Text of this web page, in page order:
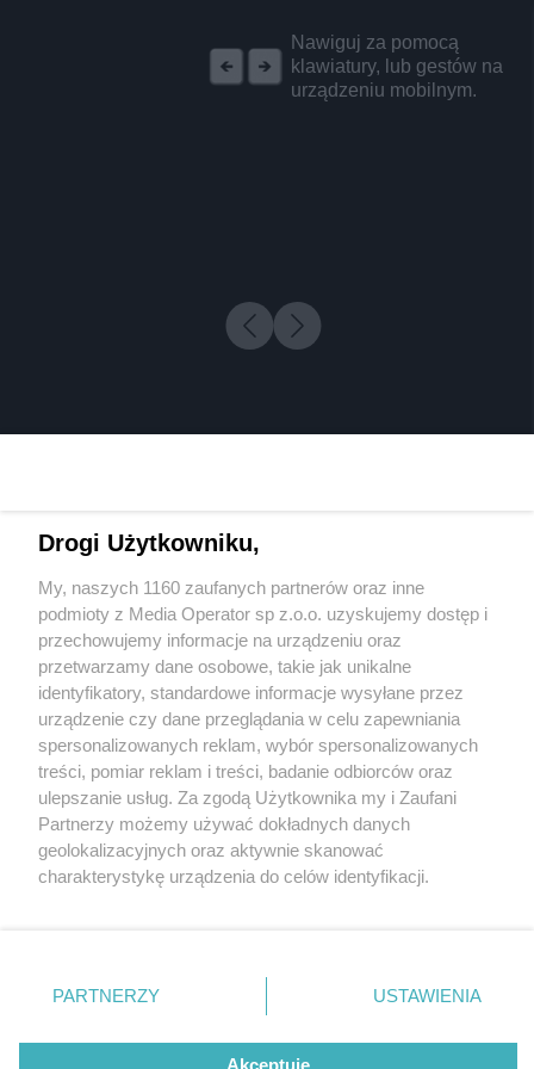
Nawiguj za pomocą
klawiatury, lub gestów na
urządzeniu mobilnym.
2 / 0
Wydawca mediów lokalnych
Nie zapomnij
zapoznać się z:
polityką prywatności regulamin korzystania z portali
Twojemiasto
Piekary Śląskie
Chorzów
Tarnowskie Góry
Gliwice
Skontakuj sięz nami
Kontakt
Wydawca
Redakcja
Drogi Użytkowniku,
My, naszych 1160 zaufanych partnerów oraz inne
podmioty z Media Operator sp z.o.o. uzyskujemy dostęp i
przechowujemy informacje na urządzeniu oraz
przetwarzamy dane osobowe, takie jak unikalne
identyfikatory, standardowe informacje wysyłane przez
urządzenie czy dane przeglądania w celu zapewniania
spersonalizowanych reklam, wybór spersonalizowanych
treści, pomiar reklam i treści, badanie odbiorców oraz
ulepszanie usług. Za zgodą Użytkownika my i Zaufani
Partnerzy możemy używać dokładnych danych
geolokalizacyjnych oraz aktywnie skanować
charakterystykę urządzenia do celów identyfikacji.
zmienić/wycofać klikając przycisk ustawień prywatności
znajdujący się w lewym dolnym rogu strony
rodzaje przetwarzania danych nie wymagają zgody
użytkownika, ale masz prawo sprzeciwić się takiemu
PARTNERZY USTAWIENIA
Akceptuję